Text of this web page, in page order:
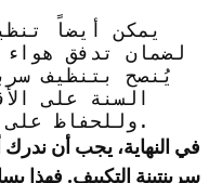
يمكن أيضاً
لضمان تدفق
يُنصح بتنظيف
السنة على
وللحفاظ على صحة الأفراد داخل المنزل.
في النهاية، يجب أن ندرك
سربنتينة التكييف. فهذا